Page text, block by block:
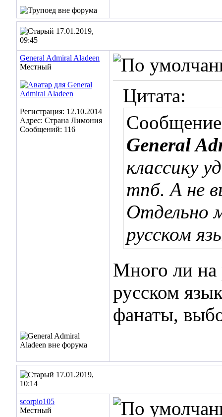
17.01.2019,
09:45
General Admiral Aladeen
Местный
Регистрация: 12.10.2014
Адрес: Страна Лимония
Сообщений: 116
Цитата:
General
классику
тпб. А не
Отдельно
русском
Много ли на
русском
фанаты,
17.01.2019,
10:14
scorpio105
Местный